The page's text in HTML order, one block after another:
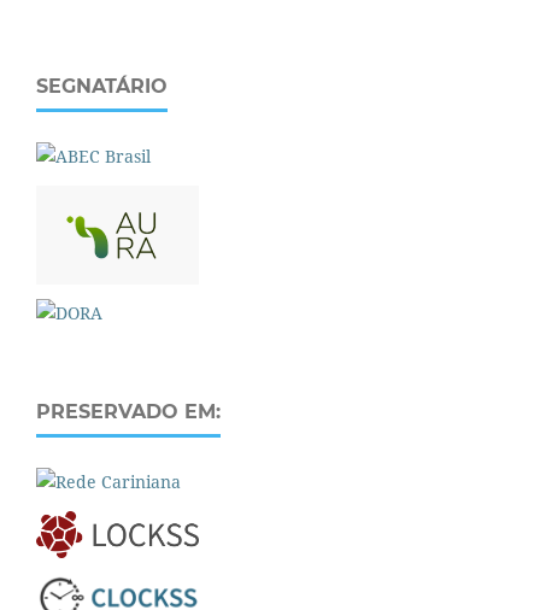
SEGNATÁRIO
PRESERVADO EM: